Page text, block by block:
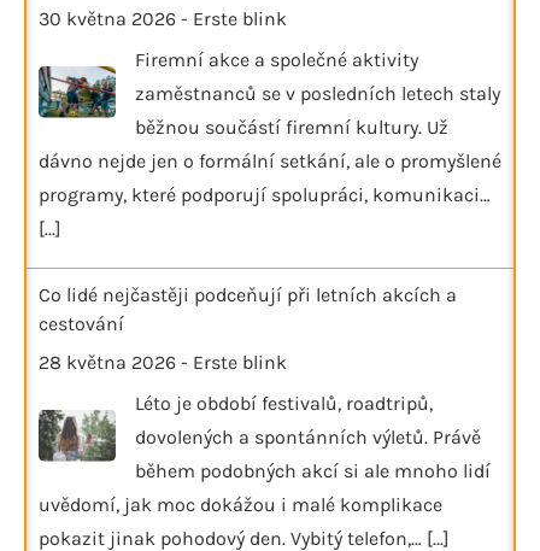
30 května 2026 - Erste blink
Firemní akce a společné aktivity
zaměstnanců se v posledních letech staly
běžnou součástí firemní kultury. Už
dávno nejde jen o formální setkání, ale o promyšlené
programy, které podporují spolupráci, komunikaci…
[...]
Co lidé nejčastěji podceňují při letních akcích a
cestování
28 května 2026 - Erste blink
Léto je období festivalů, roadtripů,
dovolených a spontánních výletů. Právě
během podobných akcí si ale mnoho lidí
uvědomí, jak moc dokážou i malé komplikace
pokazit jinak pohodový den. Vybitý telefon,… [...]